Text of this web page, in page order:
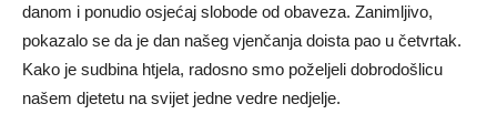
danom i ponudio osjećaj slobode od obaveza. Zanimljivo,
pokazalo se da je dan našeg vjenčanja doista pao u četvrtak.
Kako je sudbina htjela, radosno smo poželjeli dobrodošlicu
našem djetetu na svijet jedne vedre nedjelje.